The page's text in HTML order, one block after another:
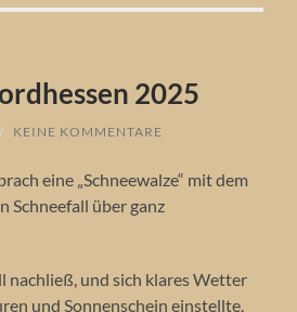
2025
/ KEINE KOMMENTARE
eine „Schneewalze“ mit dem
Schneefall über ganz
nachließ, und sich klares Wetter
und Sonnenschein einstellte,